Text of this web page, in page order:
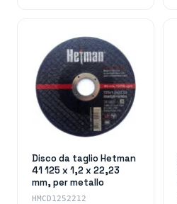
Disco da taglio Hetman
41 125 x 1,2 x 22,23
mm, per metallo
HMCD1252212